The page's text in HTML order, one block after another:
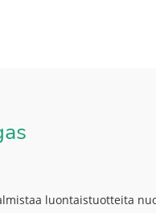
luontaistuotteita